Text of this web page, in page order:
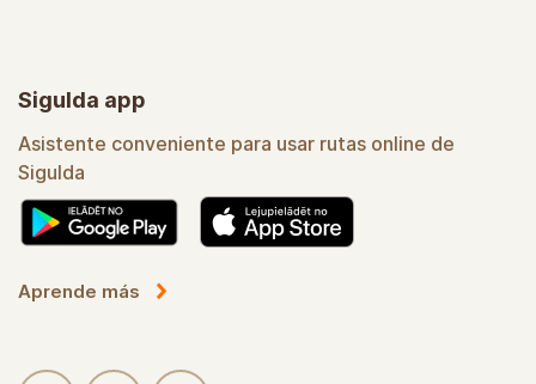
Sigulda app
Asistente conveniente para usar rutas online de
Sigulda
Aprende más